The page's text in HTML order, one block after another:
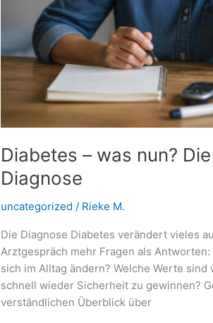
Diabetes – was nun?
Diagnose
uncategorized / Rieke M.
Die Diagnose Diabetes verändert vieles
Arztgespräch mehr Fragen als
sich im Alltag ändern? Welche Werte
schnell wieder Sicherheit zu gewinnen?
verständlichen Überblick über